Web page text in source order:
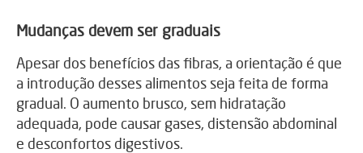
Mudanças devem ser graduais
Apesar dos benefícios das fibras, a orientação é que
a introdução desses alimentos seja feita de forma
gradual. O aumento brusco, sem hidratação
adequada, pode causar gases, distensão abdominal
e desconfortos digestivos.